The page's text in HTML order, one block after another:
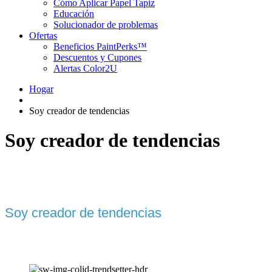
Cómo Aplicar Papel Tapiz
Educación
Solucionador de problemas
Ofertas
Beneficios PaintPerks™
Descuentos y Cupones
Alertas Color2U
Hogar
Soy creador de tendencias
Soy creador de tendencias
Soy creador de tendencias